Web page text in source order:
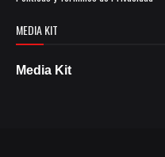
MEDIA KIT
Media Kit